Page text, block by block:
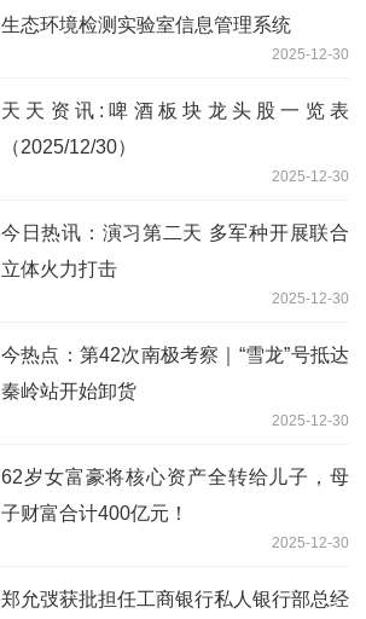
生态环境检测实验室信息管理系统
2025-12-30
天天资讯:啤酒板块龙头股一览表
（2025/12/30）
2025-12-30
今日热讯：演习第二天 多军种开展联合
立体火力打击
2025-12-30
今热点：第42次南极考察｜“雪龙”号抵达
秦岭站开始卸货
2025-12-30
62岁女富豪将核心资产全转给儿子，母
子财富合计400亿元！
2025-12-30
郑允弢获批担任工商银行私人银行部总经